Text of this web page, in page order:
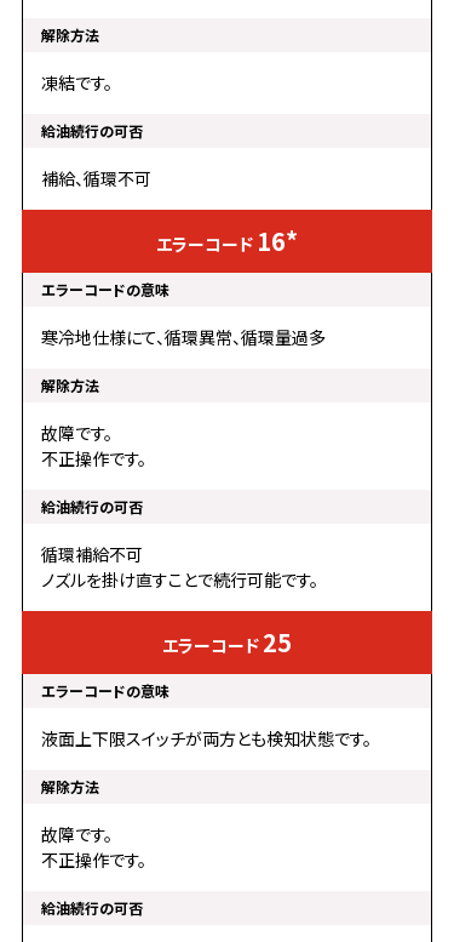
凍結です。
補給、循環不可
16*
寒冷地仕様にて、循環異常、循環量過多
故障です。
不正操作です。
循環補給不可
ノズルを掛け直すことで続行可能です。
25
液面上下限スイッチが両方とも検知状態です。
故障です。
不正操作です。